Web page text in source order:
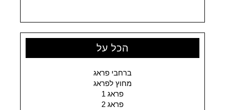
הכל על
ברחבי פראג
מחוץ לפראג
פראג 1
פראג 2